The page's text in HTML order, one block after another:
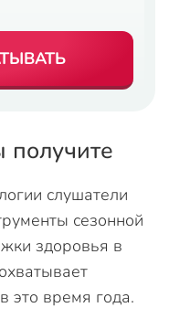
слушатели
сезонной
здоровья в
это время года.